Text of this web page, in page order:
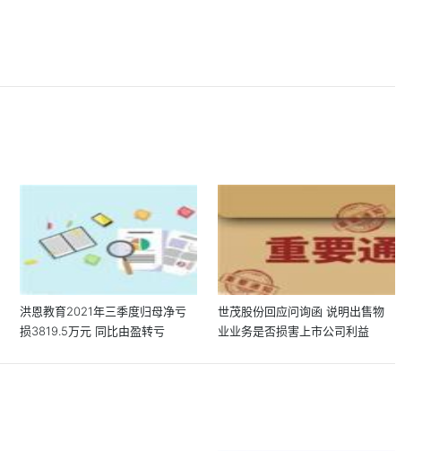
洪恩教育2021年三季度归母净亏
损3819.5万元 同比由盈转亏
世茂股份回应问询函 说明出售物
业业务是否损害上市公司利益